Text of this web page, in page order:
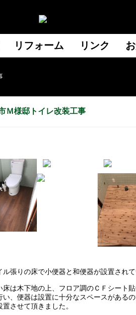
リフォーム リンク
Ｍ様邸トイレ改装工事
張りの床で小便器と和便器が設置され
床は木下地の上、フロア調のＣＦシート
い、便器は設置に十分なスペースがある
置させて頂きました。